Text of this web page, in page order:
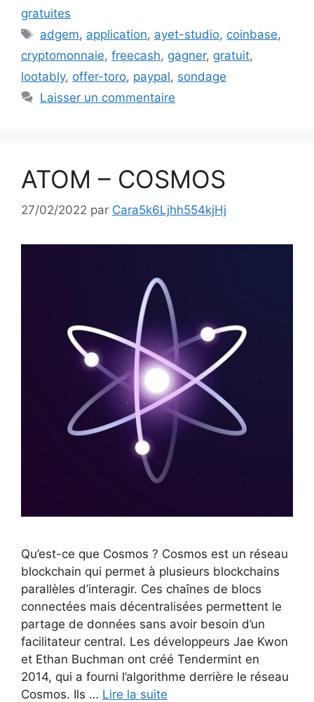
gratuites
Étiquettes
adgem, application, ayet-studio, coinbase,
cryptomonnaie, freecash, gagner, gratuit,
lootably, offer-toro, paypal, sondage
Laisser un commentaire
ATOM – COSMOS
27/02/2022 par Cara5k6Ljhh554kjHj
Qu’est-ce que Cosmos ? Cosmos est un réseau
blockchain qui permet à plusieurs blockchains
parallèles d’interagir. Ces chaînes de blocs
connectées mais décentralisées permettent le
partage de données sans avoir besoin d’un
facilitateur central. Les développeurs Jae Kwon
et Ethan Buchman ont créé Tendermint en
2014, qui a fourni l’algorithme derrière le réseau
Cosmos. Ils … Lire la suite